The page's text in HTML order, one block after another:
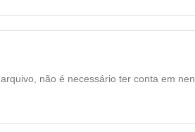
não é necessário ter conta em